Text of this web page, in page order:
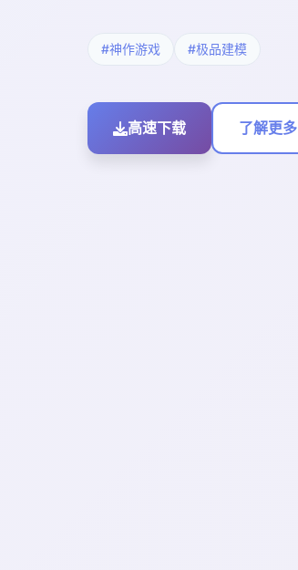
#神作游戏 #极品建模
高速下载 了解更多